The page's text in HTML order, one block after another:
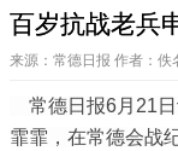
百岁抗战老兵
来源：常德日报 作者：佚
常德日报6月21日
霏霏，在常德会战